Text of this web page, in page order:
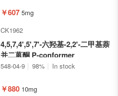
￥607 5mg
CK1962
4,5,7,4',5',7'-六羟基-2,2'-二甲基萘
并二蒽酮 P-conformer
548-04-9 98% In stock
￥880 10mg